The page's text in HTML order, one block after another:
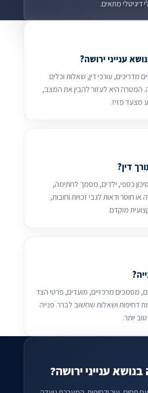
דיגיטלי מתאים.
ענייני ירושה?
מדריכים, עורכי דין, שאלות וכלים
המטרה היא לעזור להבין את המצב,
מצעד פזיז.
דין?
כספי, ילדים, מסמך לחתימה,
חוסר ודאות לגבי זכויות וחובות,
מוקדם.
מסמכים מרכזיים, מועדים, פרטי הצד
דחיפות ושאלות שחשוב לברר. פנייה
יותר.
בנושא ענייני ירושה?